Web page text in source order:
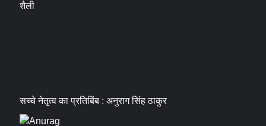
शैली
सच्चे नेतृत्व का प्रतिबिंब : अनुराग सिंह ठाकुर